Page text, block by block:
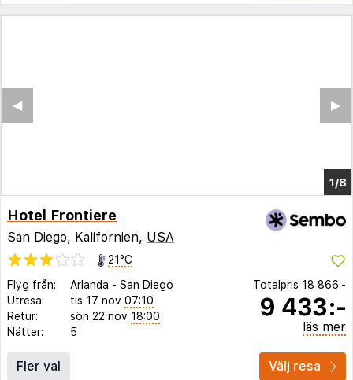
1/4
▶︎
◀︎
Hotel Frontiere
San Diego, Kalifornien, USA
21°C
Flyg från:
Arlanda - San Diego
Utresa:
tis 17 nov 07:10
Retur:
sön 22 nov 18:00
Nätter:
5
Totalpris 18 866:-
9 433:-
läs mer
Fler val Välj resa